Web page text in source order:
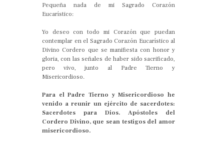
Pequeña nada de mi Sagrado Corazón
Eucarístico:
Yo deseo con todo mi Corazón que puedan
contemplar en el Sagrado Corazón Eucarístico al
Divino Cordero que se manifiesta con honor y
gloria, con las señales de haber sido sacrificado,
pero vivo, junto al Padre Tierno y
Misericordioso.
Para el Padre Tierno y Misericordioso he
venido a reunir un ejército de sacerdotes:
Sacerdotes para Dios. Apóstoles del
Cordero Divino, que sean testigos del amor
misericordioso.